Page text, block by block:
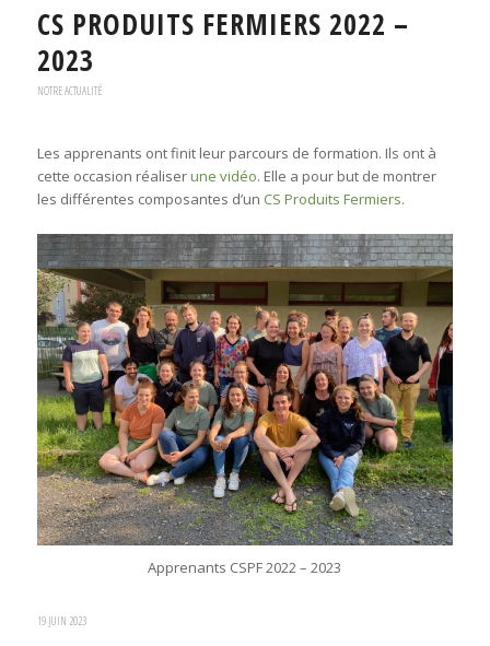
CS PRODUITS FERMIERS 2022 –
2023
NOTRE ACTUALITÉ
Les apprenants ont finit leur parcours de formation. Ils ont à
cette occasion réaliserune vidéo. Elle a pour but de montrer
les différentes composantes d’un CS Produits Fermiers.
Apprenants CSPF 2022 – 2023
19 JUIN 2023